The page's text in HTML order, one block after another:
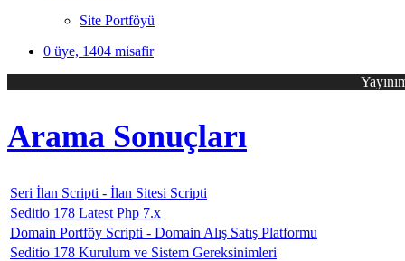
Site Portföyü
0 üye, 1404 misafir
Arama Sonuçları
Seri İlan Scripti - İlan Sitesi Scripti
Seditio 178 Latest Php 7.x
Domain Portföy Scripti - Domain Alış Satış Platformu
Seditio 178 Kurulum ve Sistem Gereksinimleri